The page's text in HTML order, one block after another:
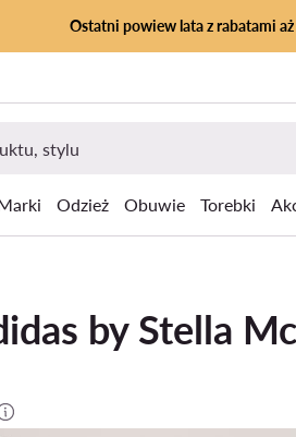
Ostatni powiew lata z rabatami
Odzież Obuwie Torebki
by Stella